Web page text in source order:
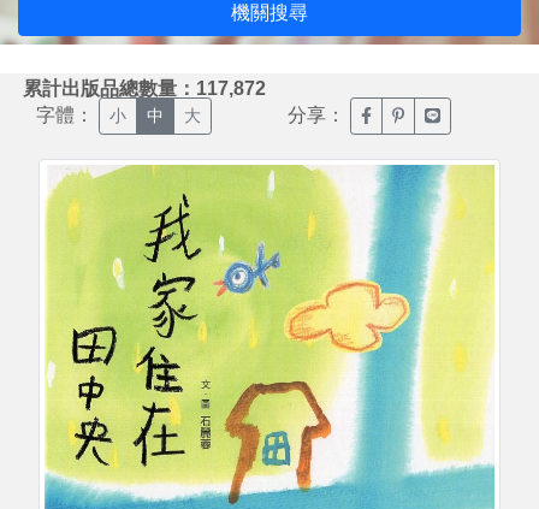
機關搜尋
累計出版品總數量：117,872
字體： 小 中 大 分享： 臉書分享(另開新視窗)
噗浪分享(另開新
Line分享(另